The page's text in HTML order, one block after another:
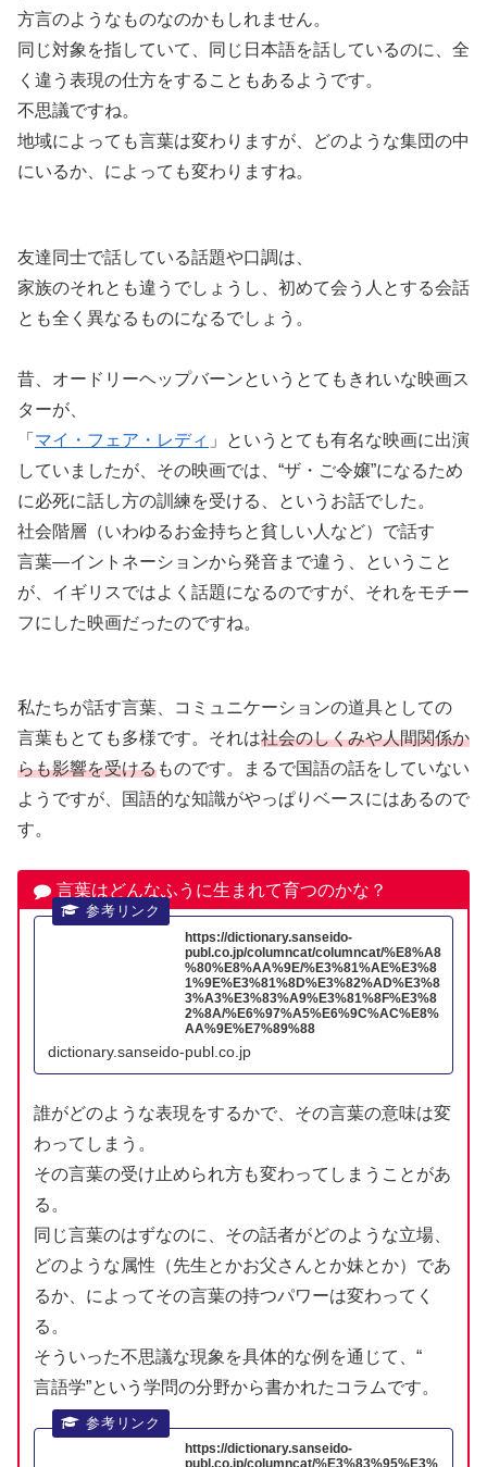
方言のようなものなのかもしれません。
同 じ対象を指 していて、 同 じ 日本語を話しているのに、 全
く 違 う 表現の仕方をすることもあるようです。
不思議ですね。
地域によっても言葉は変わりますが、どのような集団の中
にいるか、によっても変わりますね。
友達同士で話している話題や口調は、
家族のそれとも違 うでしょうし、 初めて会 う 人 とする会話
とも全 く 異なるものになるでしょう。
昔 、オードリーヘップバーンというとてもきれいな映画ス
ターが、
「 マイ・フェア・レディ 」というとても有名な映画に出演
していましたが、その映画では、“ザ・ご令嬢”になるため
に必死に話し方の訓練を受ける、というお話でした。
社会階層 （いわゆるお金持ちと貧 しい 人 など）で話す
言葉―イントネーションから発音まで違 う、ということ
が、イギリスではよく 話題になるのですが、それをモチー
フにした映画だったのですね。
私たちが話す言葉 、コミュニケーションの道具としての
言葉もとても多様です。それは社会のしくみや人間関係か
らも影響を受けるものです。まるで国語の話をしていない
ようですが、
国語的な知識がやっぱりベースにはあるので
す。
言葉はどんなふうに生まれて育つのかな？
https://dictionary.sanseido-
publ.co.jp/columncat/columncat/%E8%A8
%80%E8%AA%9E/%E3%81%AE%E3%8
1%9E%E3%81%8D%E3%82%AD%E3%8
3%A3%E3%83%A9%E3%81%8F%E3%8
2%8A/%E6%97%A5%E6%9C%AC%E8%
AA%9E%E7%89%88
dictionary.sanseido-publ.co.jp
誰がどのような表現 をするかで、その言葉の意味は変
わってしまう。
その言葉の受け 止められ方も変わってしまうことがあ
る。
同 じ言葉のはずなのに、その話者がどのような立場、
どのような属性 （先生とかお父さんとか妹とか）であ
るか、によってその言葉の持つパワーは変わってく
る。
そういった不思議な現象 を具体的な例 を通 じて、“
言語学”という 学問の分野から書かれたコラムです。
https://dictionary.sanseido-